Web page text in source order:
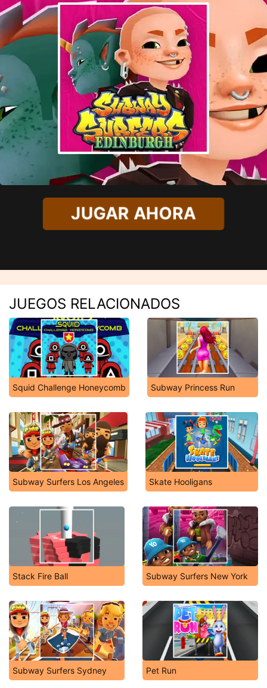
JUGAR AHORA
JUEGOS RELACIONADOS
Squid Challenge Honeycomb Subway Princess Run
Subway Surfers Los Angeles Skate Hooligans
Stack Fire Ball Subway Surfers New York
Subway Surfers Sydney Pet Run